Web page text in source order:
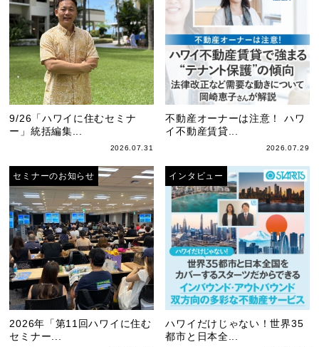
9/26「ハワイに住むセミナ
ー」統括編集...
2026.07.31
不動産オーナーは注意！ ハワ
イ不動産賃貸...
2026.07.29
セミナーのお知らせ
2026年「第11回ハワイに住む
セミナー...
インタビュー
ハワイだけじゃない！世界35
都市と日本全...